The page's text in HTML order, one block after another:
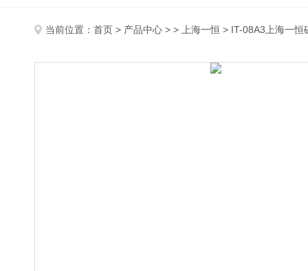
当前位置： 首页 > 产品中心 > > 上海一恒 > IT-08A3上海一恒